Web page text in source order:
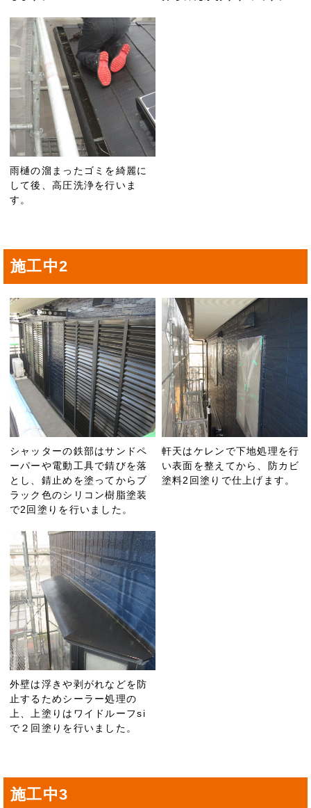
雨樋の溜まったゴミを綺麗に
して後、高圧洗浄を行いま
す。
施工中2
シャッターの鉄部はサンドペ
ーパーや電動工具で錆びを落
とし、錆止めを塗ってからブ
ラック色のシリコン樹脂塗装
で2回塗りを行いました。
軒天はケレンで下地処理を行
い表面を整えてから、防カビ
塗料2回塗りで仕上げます。
外壁は浮きや剥がれなどを防
止するためシーラー処理の
上、上塗りはワイドルーフsi
で２回塗りを行いました。
施工中3